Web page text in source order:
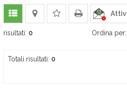
risultati: 0 Ordina per:
Totali risultati: 0